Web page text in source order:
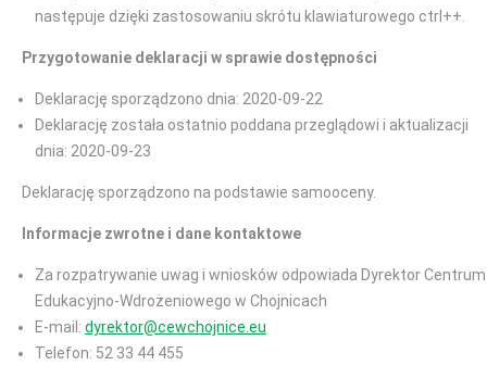
następuje dzięki zastosowaniu skrótu klawiaturowego ctrl++.
Przygotowanie deklaracji w sprawie dostępności
Deklarację sporządzono dnia: 2020-09-22
Deklarację została ostatnio poddana przeglądowi i aktualizacji
dnia: 2020-09-23
Deklarację sporządzono na podstawie samooceny.
Informacje zwrotne i dane kontaktowe
Za rozpatrywanie uwag i wniosków odpowiada Dyrektor Centrum
Edukacyjno-Wdrożeniowego w Chojnicach
E-mail: dyrektor@cewchojnice.eu
Telefon: 52 33 44 455